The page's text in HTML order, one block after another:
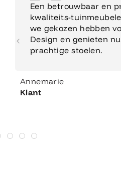
Een betrouwbaar en
kwaliteits-
we gekozen hebben
Design en genieten
prachtige stoelen.
Annemarie
Klant